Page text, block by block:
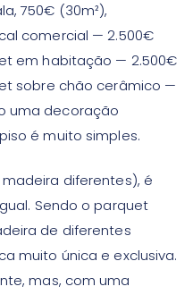
750€ (30m²),
comercial — 2.500€
em habitação — 2.500€
sobre chão cerâmico —
uma decoração
é muito simples.
diferentes), é
Sendo o parquet
de diferentes
muito única e exclusiva.
mas, com uma